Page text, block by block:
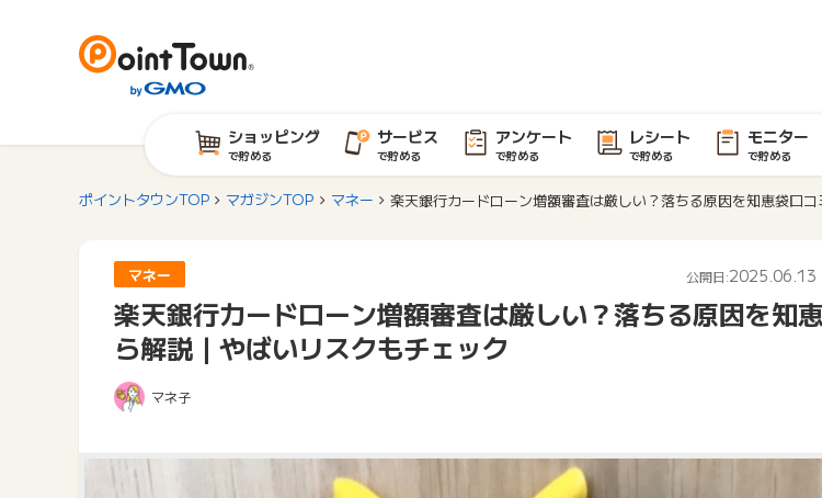
ショッピング
で貯める
サービス
で貯める
アンケート
で貯める
レシート
で貯める
モニター
で貯める
ポイントタウンTOP マガジンTOP マネー 楽天銀行カードローン増額審査は厳しい？落ちる原因を知恵袋口
マネー 公開日:2025.06.13
楽天銀行カードローン増額審査は厳しい？落ちる原因を知
ら解説｜やばいリスクもチェック
マネ子